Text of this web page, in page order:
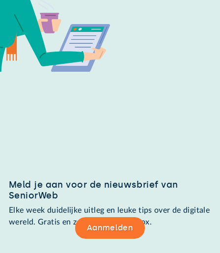
Meld je aan voor de nieuwsbrief van
SeniorWeb
Elke week duidelijke uitleg en leuke tips over de digitale
wereld. Gratis en zomaar in de mailbox.
Aanmelden